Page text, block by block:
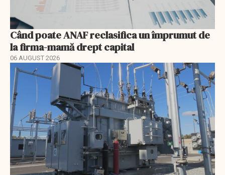
Când poate ANAF reclasifica un împrumut de
la firma-mamă drept capital
06 AUGUST 2026